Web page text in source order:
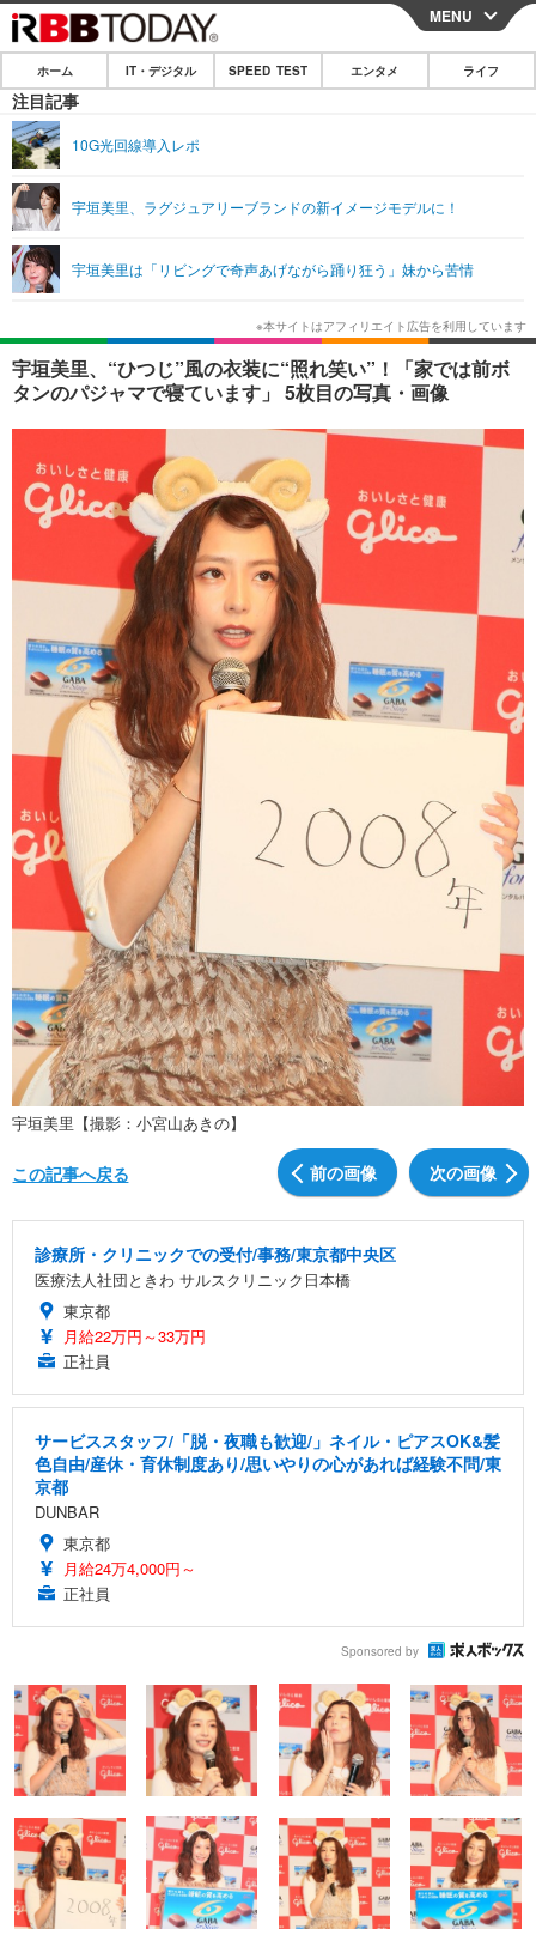
CLOSE
ホーム
IT・デジタル
ショッピング その他
SPEED TEST
エンタメ
エンタメTOP 映画・ドラマ
韓国・芸能
音楽 スポーツ
ショッピング
ライフ
ライフTOP グルメ
ペット ショッピング
その他
リリース一覧
プッシュ通知の停止方法
MENU
ホーム IT・デジタル SPEED TEST エンタメ ライフ
注目記事
10G光回線導入レポ
宇垣美里、ラグジュアリーブランドの新イメージモデルに！
宇垣美里は「リビングで奇声あげながら踊り狂う」妹から苦情
宇垣美里、“ひつじ”風の衣装に“照れ笑い”！「家では前ボ
タンのパジャマで寝ています」 5枚目の写真・画像
宇垣美里【撮影：小宮山あきの】
前の画像 次の画像
この記事へ戻る
診療所・クリニックでの受付/事務/東京都中央区
医療法人社団ときわ サルスクリニック日本橋
東京都
月給22万円～33万円
正社員
サービススタッフ/「脱・夜職も歓迎/」ネイル・ピアスOK&髪
色自由/産休・育休制度あり/思いやりの心があれば経験不問/東
京都
DUNBAR
東京都
月給24万4,000円～
正社員
Sponsored by